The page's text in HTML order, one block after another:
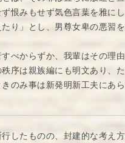
恨みもせず気色言葉を雅に
り」とし、男尊女卑の悪習
べからずか、我輩はその
序は親族編にも明文あり、
のみ事は新発明新工夫にあ
したものの、封建的な考え